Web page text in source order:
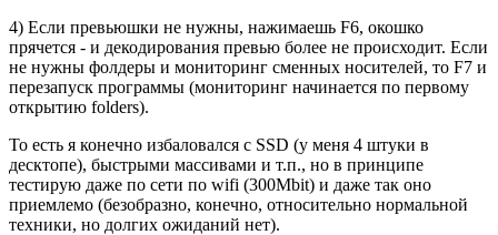
4) Если превьюшки не нужны, нажимаешь F6, окошко
прячется - и декодирования превью более не происходит. Если
не нужны фолдеры и мониторинг сменных носителей, то F7 и
перезапуск программы (мониторинг начинается по первому
открытию folders).
То есть я конечно избаловался с SSD (у меня 4 штуки в
десктопе), быстрыми массивами и т.п., но в принципе
тестирую даже по сети по wifi (300Mbit) и даже так оно
приемлемо (безобразно, конечно, относительно нормальной
техники, но долгих ожиданий нет).